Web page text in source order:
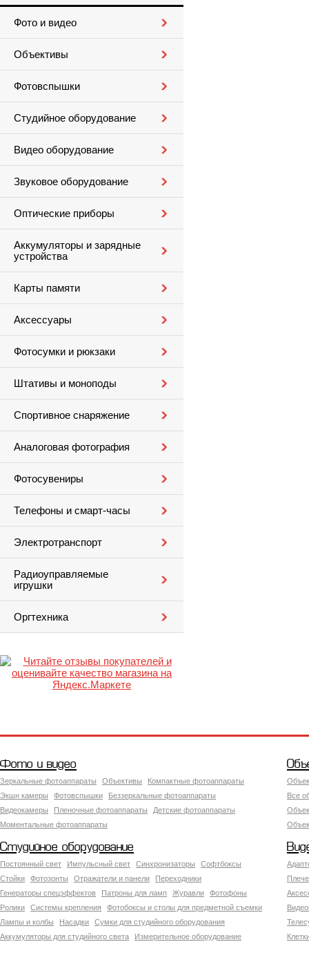
Фото и видео
Объективы
Фотовспышки
Студийное оборудование
Видео оборудование
Звуковое оборудование
Оптические приборы
Аккумуляторы и зарядные
устройства
Карты памяти
Аксессуары
Фотосумки и рюкзаки
Штативы и моноподы
Спортивное снаряжение
Аналоговая фотография
Фотосувениры
Телефоны и смарт-часы
Электротранспорт
Радиоуправляемые
игрушки
Оргтехника
Фото и видео
Зеркальные фотоаппараты Объективы
Компактные фотоаппараты
Экшн камеры
Фотовспышки
Беззеркальные фотоаппараты
Видеокамеры
Пленочные фотоаппараты
Детские фотоаппараты
Моментальные фотоаппараты
Все
Студийное оборудование
Постоянный свет Импульсный свет Синхронизаторы
Софтбоксы
Стойки
Фотозонты Отражатели и панели
Переходники
Генераторы спецэффектов
Патроны для ламп Журавли
Фотофоны
Ролики
Системы крепления
Фотобоксы и столы для предметной съемки
Лампы и колбы
Насадки
Сумки для студийного оборудования
Аккумуляторы для студийного света
Измерительное оборудование